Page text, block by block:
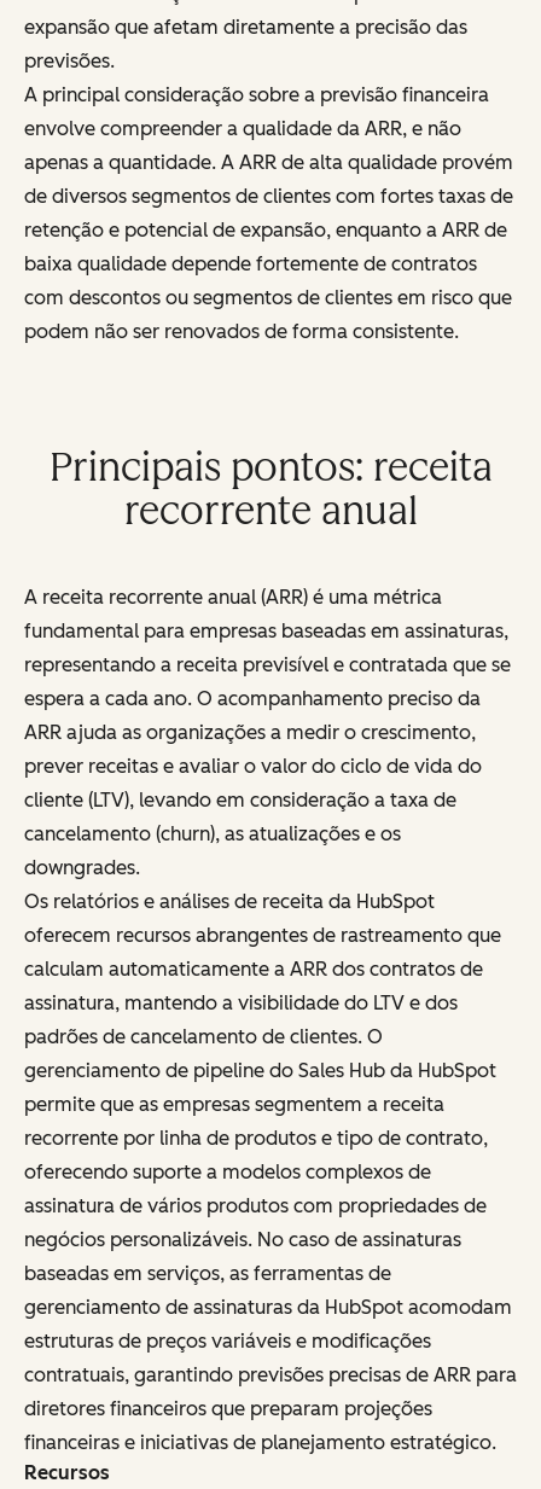
expansão que afetam diretamente a precisão das
previsões.
A principal consideração sobre a previsão financeira
envolve compreender a qualidade da ARR, e não
apenas a quantidade. A ARR de alta qualidade provém
de diversos segmentos de clientes com fortes taxas de
retenção e potencial de expansão, enquanto a ARR de
baixa qualidade depende fortemente de contratos
com descontos ou segmentos de clientes em risco que
podem não ser renovados de forma consistente.
Principais pontos: receita
recorrente anual
A receita recorrente anual (ARR) é uma métrica
fundamental para empresas baseadas em assinaturas,
representando a receita previsível e contratada que se
espera a cada ano. O acompanhamento preciso da
ARR ajuda as organizações a medir o crescimento,
prever receitas e avaliar o valor do ciclo de vida do
cliente (LTV), levando em consideração a taxa de
cancelamento (churn), as atualizações e os
downgrades.
Os relatórios e análises de receita da HubSpot
oferecem recursos abrangentes de rastreamento que
calculam automaticamente a ARR dos contratos de
assinatura, mantendo a visibilidade do LTV e dos
padrões de cancelamento de clientes. O
gerenciamento de pipeline do Sales Hub da HubSpot
permite que as empresas segmentem a receita
recorrente por linha de produtos e tipo de contrato,
oferecendo suporte a modelos complexos de
assinatura de vários produtos com propriedades de
negócios personalizáveis. No caso de assinaturas
baseadas em serviços, as ferramentas de
gerenciamento de assinaturas da HubSpot acomodam
estruturas de preços variáveis e modificações
contratuais, garantindo previsões precisas de ARR para
diretores financeiros que preparam projeções
financeiras e iniciativas de planejamento estratégico.
Recursos